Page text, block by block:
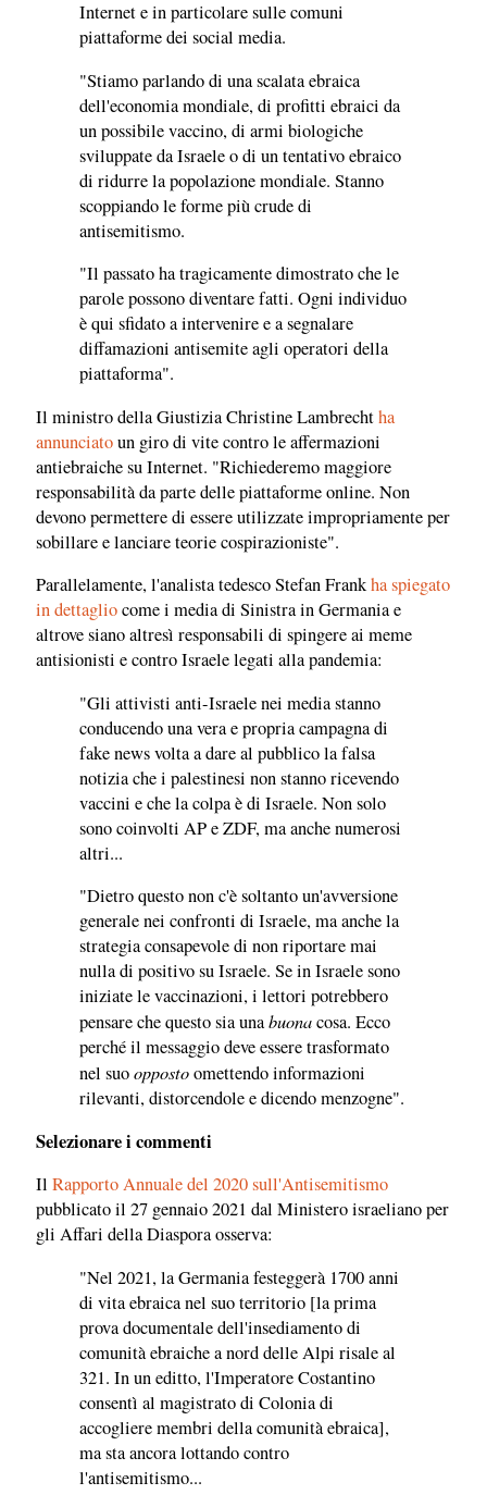
Internet e in particolare sulle comuni
piattaforme dei social media.
"Stiamo parlando di una scalata ebraica
dell'economia mondiale, di profitti ebraici da
un possibile vaccino, di armi biologiche
sviluppate da Israele o di un tentativo ebraico
di ridurre la popolazione mondiale. Stanno
scoppiando le forme più crude di
antisemitismo.
"Il passato ha tragicamente dimostrato che le
parole possono diventare fatti. Ogni individuo
è qui sfidato a intervenire e a segnalare
diffamazioni antisemite agli operatori della
piattaforma".
Il ministro della Giustizia Christine Lambrechtha
annunciatoun giro di vite contro le affermazioni
antiebraiche su Internet. "Richiederemo maggiore
responsabilità da parte delle piattaforme online. Non
devono permettere di essere utilizzate impropriamente per
sobillare e lanciare teorie cospirazioniste".
Parallelamente, l'analista tedesco Stefan Frankha spiegato
in dettagliocome i media di Sinistra in Germania e
altrove siano altresì responsabili di spingere ai meme
antisionisti e contro Israele legati alla pandemia:
"Gli attivisti anti-Israele nei media stanno
conducendo una vera e propria campagna di
fake news volta a dare al pubblico la falsa
notizia che i palestinesi non stanno ricevendo
vaccini e che la colpa è di Israele. Non solo
sono coinvolti AP e ZDF, ma anche numerosi
altri...
"Dietro questo non c'è soltanto un'avversione
generale nei confronti di Israele, ma anche la
strategia consapevole di non riportare mai
nulla di positivo su Israele. Se in Israele sono
iniziate le vaccinazioni, i lettori potrebbero
pensare che questo sia unabuonacosa. Ecco
perché il messaggio deve essere trasformato
nel suooppostoomettendo informazioni
rilevanti, distorcendole e dicendo menzogne".
Selezionare i commenti
Il Rapporto Annuale del 2020 sull'Antisemitismo
pubblicato il 27 gennaio 2021 dal Ministero israeliano per
gli Affari della Diaspora osserva:
"Nel 2021, la Germania festeggerà 1700 anni
di vita ebraica nel suo territorio [la prima
prova documentale dell'insediamento di
comunità ebraiche a nord delle Alpi risale al
321. In un editto, l'Imperatore Costantino
consentì al magistrato di Colonia di
accogliere membri della comunità ebraica],
ma sta ancora lottando contro
l'antisemitismo...